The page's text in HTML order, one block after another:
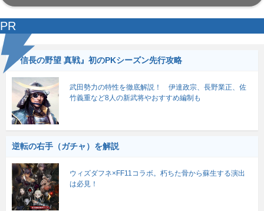
PR
『信長の野望 真戦』初のPKシーズン先行攻略
武田勢力の特性を徹底解説！ 伊達政宗、長野業正、佐
竹義重など8人の新武将やおすすめ編制も
逆転の右手（ガチャ）を解説
ウィズダフネ×FF11コラボ。朽ちた骨から蘇生する演出
は必見！